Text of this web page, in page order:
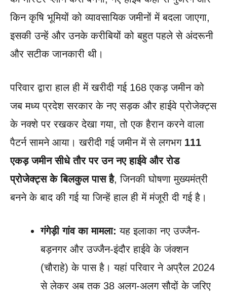
किन कृषि भूमियों को व्यावसायिक जमीनों में बदला जाएगा,
इसकी उन्हें और उनके करीबियों को बहुत पहले से अंदरूनी
और सटीक जानकारी थी।
परिवार द्वारा हाल ही में खरीदी गई 168 एकड़ जमीन को
जब मध्य प्रदेश सरकार के नए सड़क और हाईवे प्रोजेक्ट्स
के नक्शे पर रखकर देखा गया, तो एक हैरान करने वाला
पैटर्न सामने आया। खरीदी गई जमीन में से लगभग 111
एकड़ जमीन सीधे तौर पर उन नए हाईवे और रोड
प्रोजेक्ट्स के बिलकुल पास है, जिनकी घोषणा मुख्यमंत्री
बनने के बाद की गई या जिन्हें हाल ही में मंजूरी दी गई है।
गंगेड़ी गांव का मामला: यह इलाका नए उज्जैन-
बड़नगर और उज्जैन-इंदौर हाईवे के जंक्शन
(चौराहे) के पास है। यहां परिवार ने अप्रैल 2024
से लेकर अब तक 38 अलग-अलग सौदों के जरिए